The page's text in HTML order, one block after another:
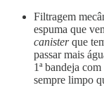
Filtragem
espuma que
canisterque
passar mais
1ª bandeja
sempre limpo